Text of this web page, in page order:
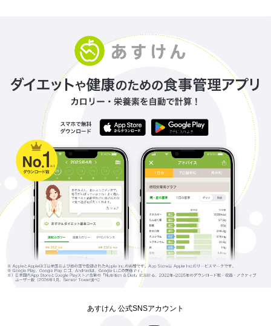
あすけん 公式SNSアカウント